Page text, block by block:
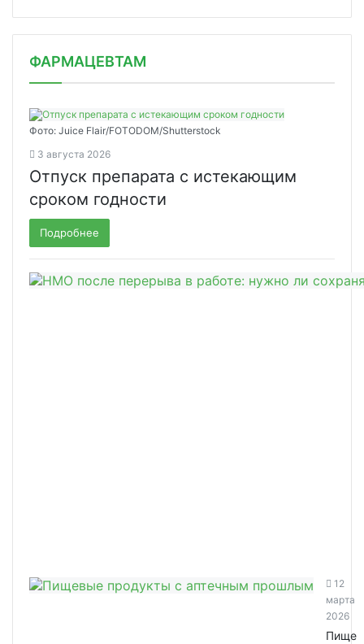
ФАРМАЦЕВТАМ
Фото: Juice Flair/FOTODOM/Shutterstoсk
3 августа 2026
Отпуск препарата с истекающим
сроком годности
Подробнее
12
марта
2026
Пище